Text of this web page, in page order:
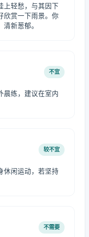
上轻愁，与其因下
欣赏一下雨景。你
新葱郁。
不宜
晨练，建议在室内
较不宜
休闲运动，若坚持
不需要